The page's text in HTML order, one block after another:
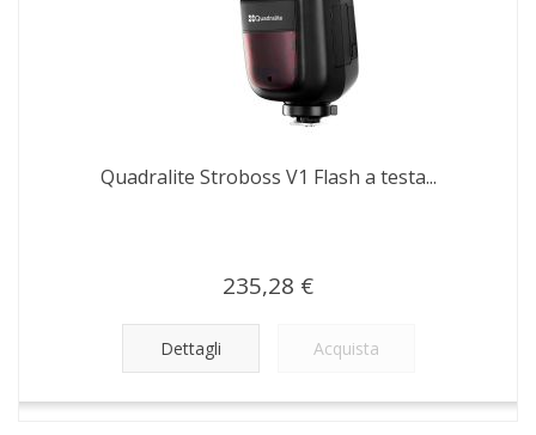
Quadralite Stroboss V1 Flash a testa...
235,28 €
Dettagli Acquista